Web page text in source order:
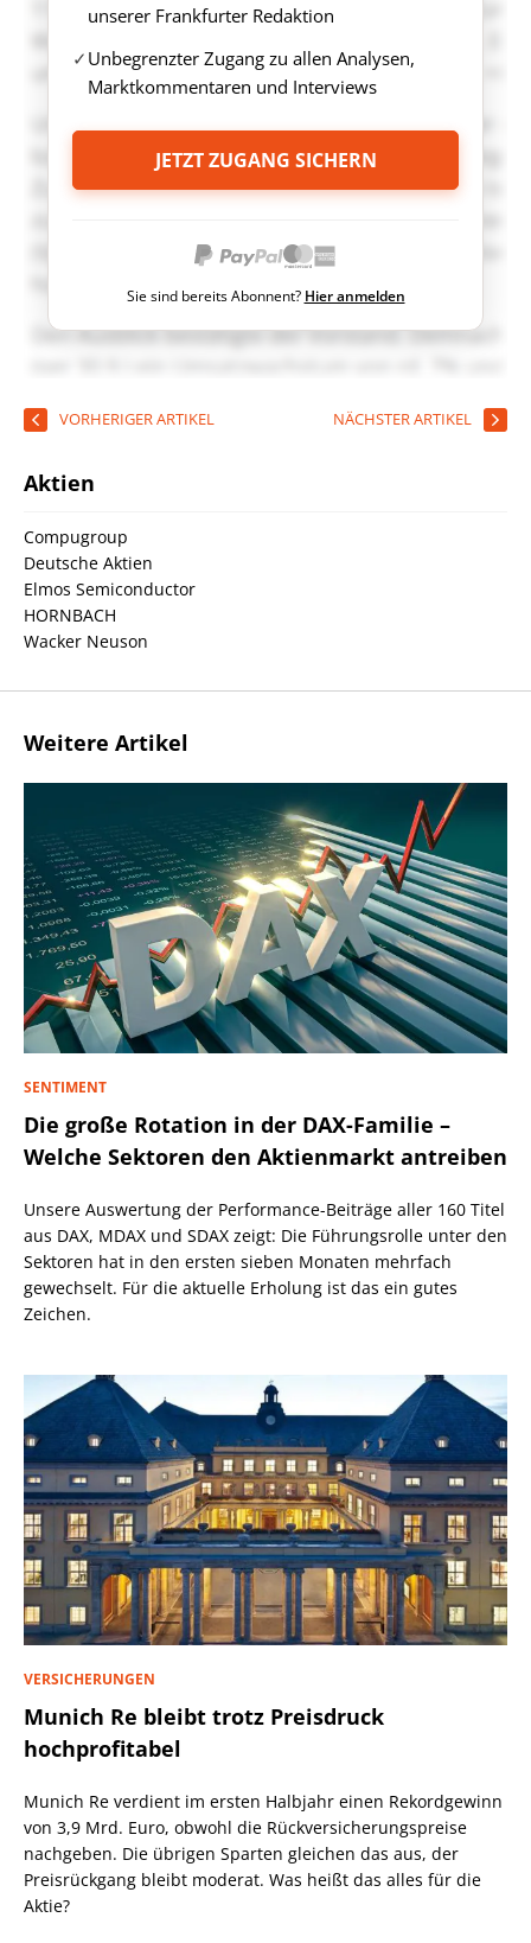
unserer Frankfurter Redaktion
Unbegrenzter Zugang zu allen Analysen,
Marktkommentaren und Interviews
JETZT ZUGANG SICHERN
Sie sind bereits Abonnent? Hier anmelden
VORHERIGER ARTIKEL NÄCHSTER ARTIKEL
Aktien
Compugroup
Deutsche Aktien
Elmos Semiconductor
HORNBACH
Wacker Neuson
Weitere Artikel
SENTIMENT
Die große Rotation in der DAX-Familie –
Welche Sektoren den Aktienmarkt antreiben
Unsere Auswertung der Performance-Beiträge aller 160 Titel
aus DAX, MDAX und SDAX zeigt: Die Führungsrolle unter den
Sektoren hat in den ersten sieben Monaten mehrfach
gewechselt. Für die aktuelle Erholung ist das ein gutes
Zeichen.
VERSICHERUNGEN
Munich Re bleibt trotz Preisdruck
hochprofitabel
Munich Re verdient im ersten Halbjahr einen Rekordgewinn
von 3,9 Mrd. Euro, obwohl die Rückversicherungspreise
nachgeben. Die übrigen Sparten gleichen das aus, der
Preisrückgang bleibt moderat. Was heißt das alles für die
Aktie?